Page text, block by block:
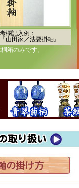
欄記入例：
山田家／法要掛軸』
箱のみです。